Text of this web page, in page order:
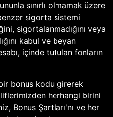
sınırlı olmamak üzere
sigorta sistemi
sigortalanmadığını veya
kabul ve beyan
içinde tutulan fonların
bir bonus kodu girerek
herhangi birini
Bonus Şartları'nı ve her